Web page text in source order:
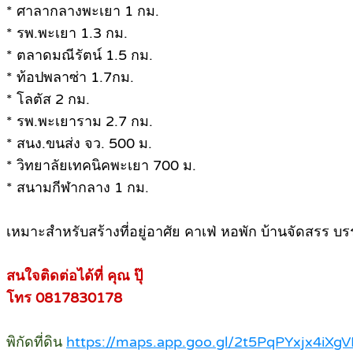
* ศาลากลางพะเยา 1 กม.
* รพ.พะเยา 1.3 กม.
* ตลาดมณีรัตน์ 1.5 กม.
* ท้อปพลาซ่า 1.7กม.
* โลตัส 2 กม.
* รพ.พะเยาราม 2.7 กม.
* สนง.ขนส่ง จว. 500 ม.
* วิทยาลัยเทคนิคพะเยา 700 ม.
* สนามกีฬากลาง 1 กม.
เหมาะสำหรับสร้างที่อยู่อาศัย คาเฟ่ หอพัก บ้านจัดสรร บ
สนใจติดต่อได้ที่ คุณ ปุ๊
โทร 0817830178
พิกัดที่ดิน https://maps.app.goo.gl/